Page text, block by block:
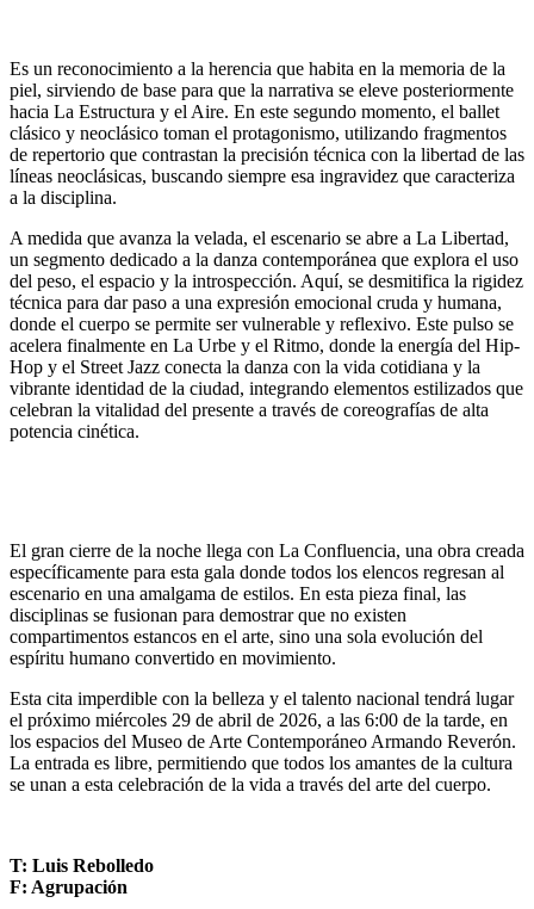
Es un reconocimiento a la herencia que habita en la memoria de la
piel, sirviendo de base para que la narrativa se eleve posteriormente
hacia La Estructura y el Aire. En este segundo momento, el ballet
clásico y neoclásico toman el protagonismo, utilizando fragmentos
de repertorio que contrastan la precisión técnica con la libertad de las
líneas neoclásicas, buscando siempre esa ingravidez que caracteriza
a la disciplina.
A medida que avanza la velada, el escenario se abre a La Libertad,
un segmento dedicado a la danza contemporánea que explora el uso
del peso, el espacio y la introspección. Aquí, se desmitifica la rigidez
técnica para dar paso a una expresión emocional cruda y humana,
donde el cuerpo se permite ser vulnerable y reflexivo. Este pulso se
acelera finalmente en La Urbe y el Ritmo, donde la energía del Hip-
Hop y el Street Jazz conecta la danza con la vida cotidiana y la
vibrante identidad de la ciudad, integrando elementos estilizados que
celebran la vitalidad del presente a través de coreografías de alta
potencia cinética.
El gran cierre de la noche llega con La Confluencia, una obra creada
específicamente para esta gala donde todos los elencos regresan al
escenario en una amalgama de estilos. En esta pieza final, las
disciplinas se fusionan para demostrar que no existen
compartimentos estancos en el arte, sino una sola evolución del
espíritu humano convertido en movimiento.
Esta cita imperdible con la belleza y el talento nacional tendrá lugar
el próximo miércoles 29 de abril de 2026, a las 6:00 de la tarde, en
los espacios del Museo de Arte Contemporáneo Armando Reverón.
La entrada es libre, permitiendo que todos los amantes de la cultura
se unan a esta celebración de la vida a través del arte del cuerpo.
T: Luis Rebolledo
F: Agrupación